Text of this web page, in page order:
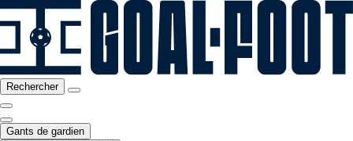
Rechercher
Gants de gardien